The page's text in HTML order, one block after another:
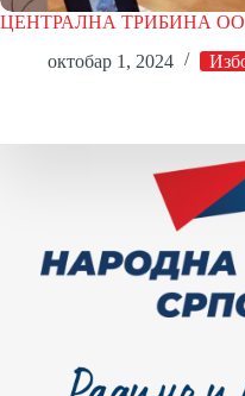
ЦЕНТРАЛНА ТРИБИНА ОО
октобар 1, 2024